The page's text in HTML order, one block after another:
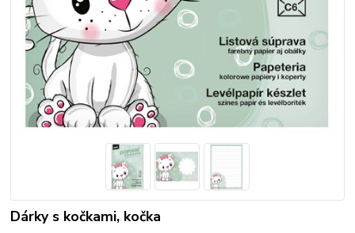
Dárky s kočkami, kočka